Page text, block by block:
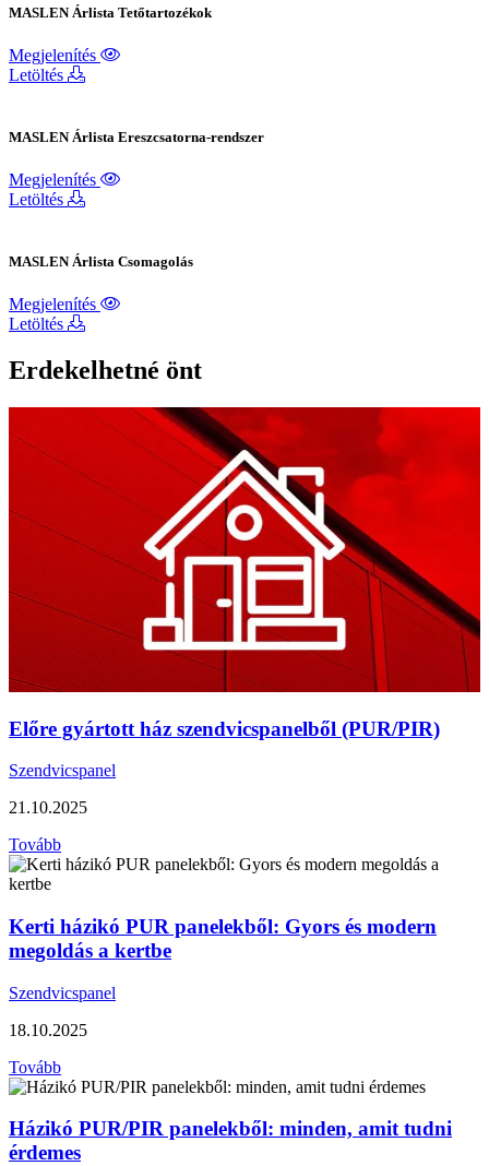
MASLEN Árlista Tetőtartozékok
Megjelenítés
Letöltés
MASLEN Árlista Ereszcsatorna-rendszer
Megjelenítés
Letöltés
MASLEN Árlista Csomagolás
Megjelenítés
Letöltés
Erdekelhetné önt
Előre gyártott ház szendvicspanelből (PUR/PIR)
Szendvicspanel
21.10.2025
Tovább
Kerti házikó PUR panelekből: Gyors és modern
megoldás a kertbe
Szendvicspanel
18.10.2025
Tovább
Házikó PUR/PIR panelekből: minden, amit tudni
érdemes